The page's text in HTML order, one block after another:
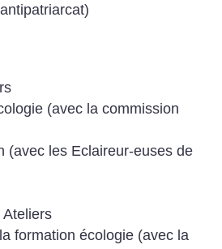
(avec la commission
(avec les Eclaireur-euses de
formation écologie (avec la